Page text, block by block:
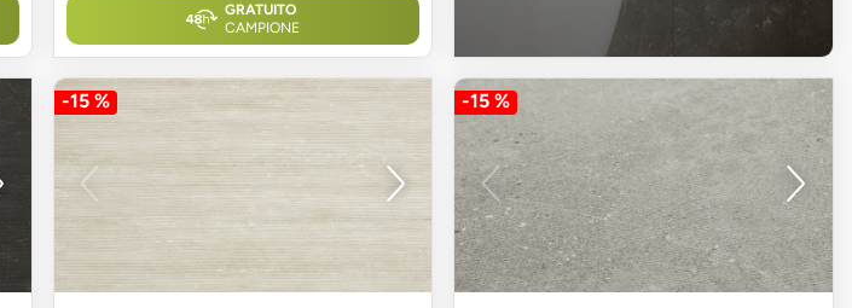
GRATUITO
CAMPIONE
-15 % -15 %